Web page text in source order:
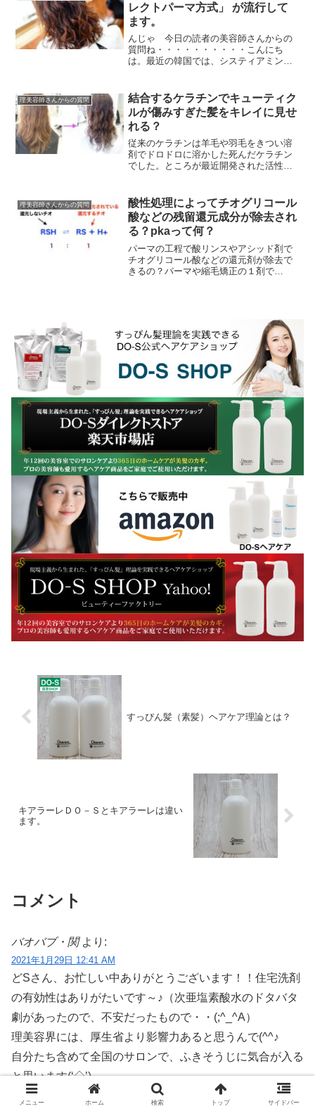
レクトパーマ方式」 が流行して
ます。
んじゃ 今日の読者の美容師さんからの
質問ね・・・・・・・・・・こんにち
は。最近の韓国では、システィアミン
パーマの利用とあわ...
理美容師さんからの質問
結合するケラチンでキューティク
ルが傷みすぎた髪をキレイに見せ
れる？
従来のケラチンは羊毛や羽毛をきつい溶
剤でドロドロに溶かした死んだケラチン
でした。ところが最近開発された活性ケ
ンに非常に類似した生...
理美容師さんからの質問
酸性処理によってチオグリコール
酸などの残留還元成分が除去され
る？pkaって何？
パーマの工程で酸リンスやアシッド剤で
チオグリコール酸などの還元剤が除去で
きるの？パーマや縮毛矯正の１剤で
すっぴん髪（素髪）ヘアケア理論とは？
キアラーレＤＯ－Ｓとキアラーレは違い
ます。
コメント
バオバブ・関 より:
2021年1月29日 12:41 AM
どSさん、お忙しい中ありがとうございます！！住宅洗剤
の有効性はありがたいです～♪（次亜塩素酸水のドタバタ
劇があったので、不安だったもので・・(;^_^A）
理美容界には、厚生省より影響力あると思うんで(^^♪
自分たち含めて全国のサロンで、ふきそうじに気合が入る
と思います(‘◇’)ゞ
やはり髪にも たいがいくっつくんですね、、シャンプー
メニュー ホーム 検索 トップ サイドバー